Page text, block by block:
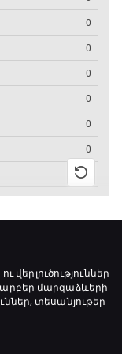
վերլուծություններ
մարզաձևերի
տեսանյութեր